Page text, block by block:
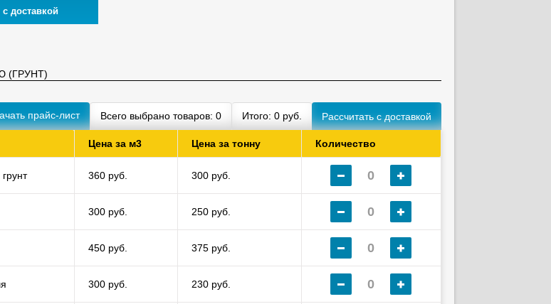
с доставкой
(ГРУНТ)
прайс-лист Всего выбрано товаров: 0 Итого: 0руб.
Цена за м3 Цена за тонну Количество
360 руб. 300 руб.
300 руб. 250 руб.
450 руб. 375 руб.
300 руб. 230 руб.